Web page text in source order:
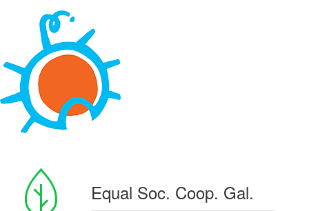
Equal Soc. Coop. Gal.